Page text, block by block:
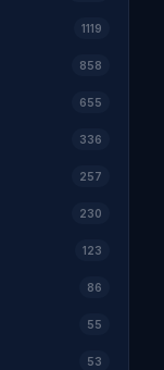
1119
858
655
336
257
230
123
86
55
53